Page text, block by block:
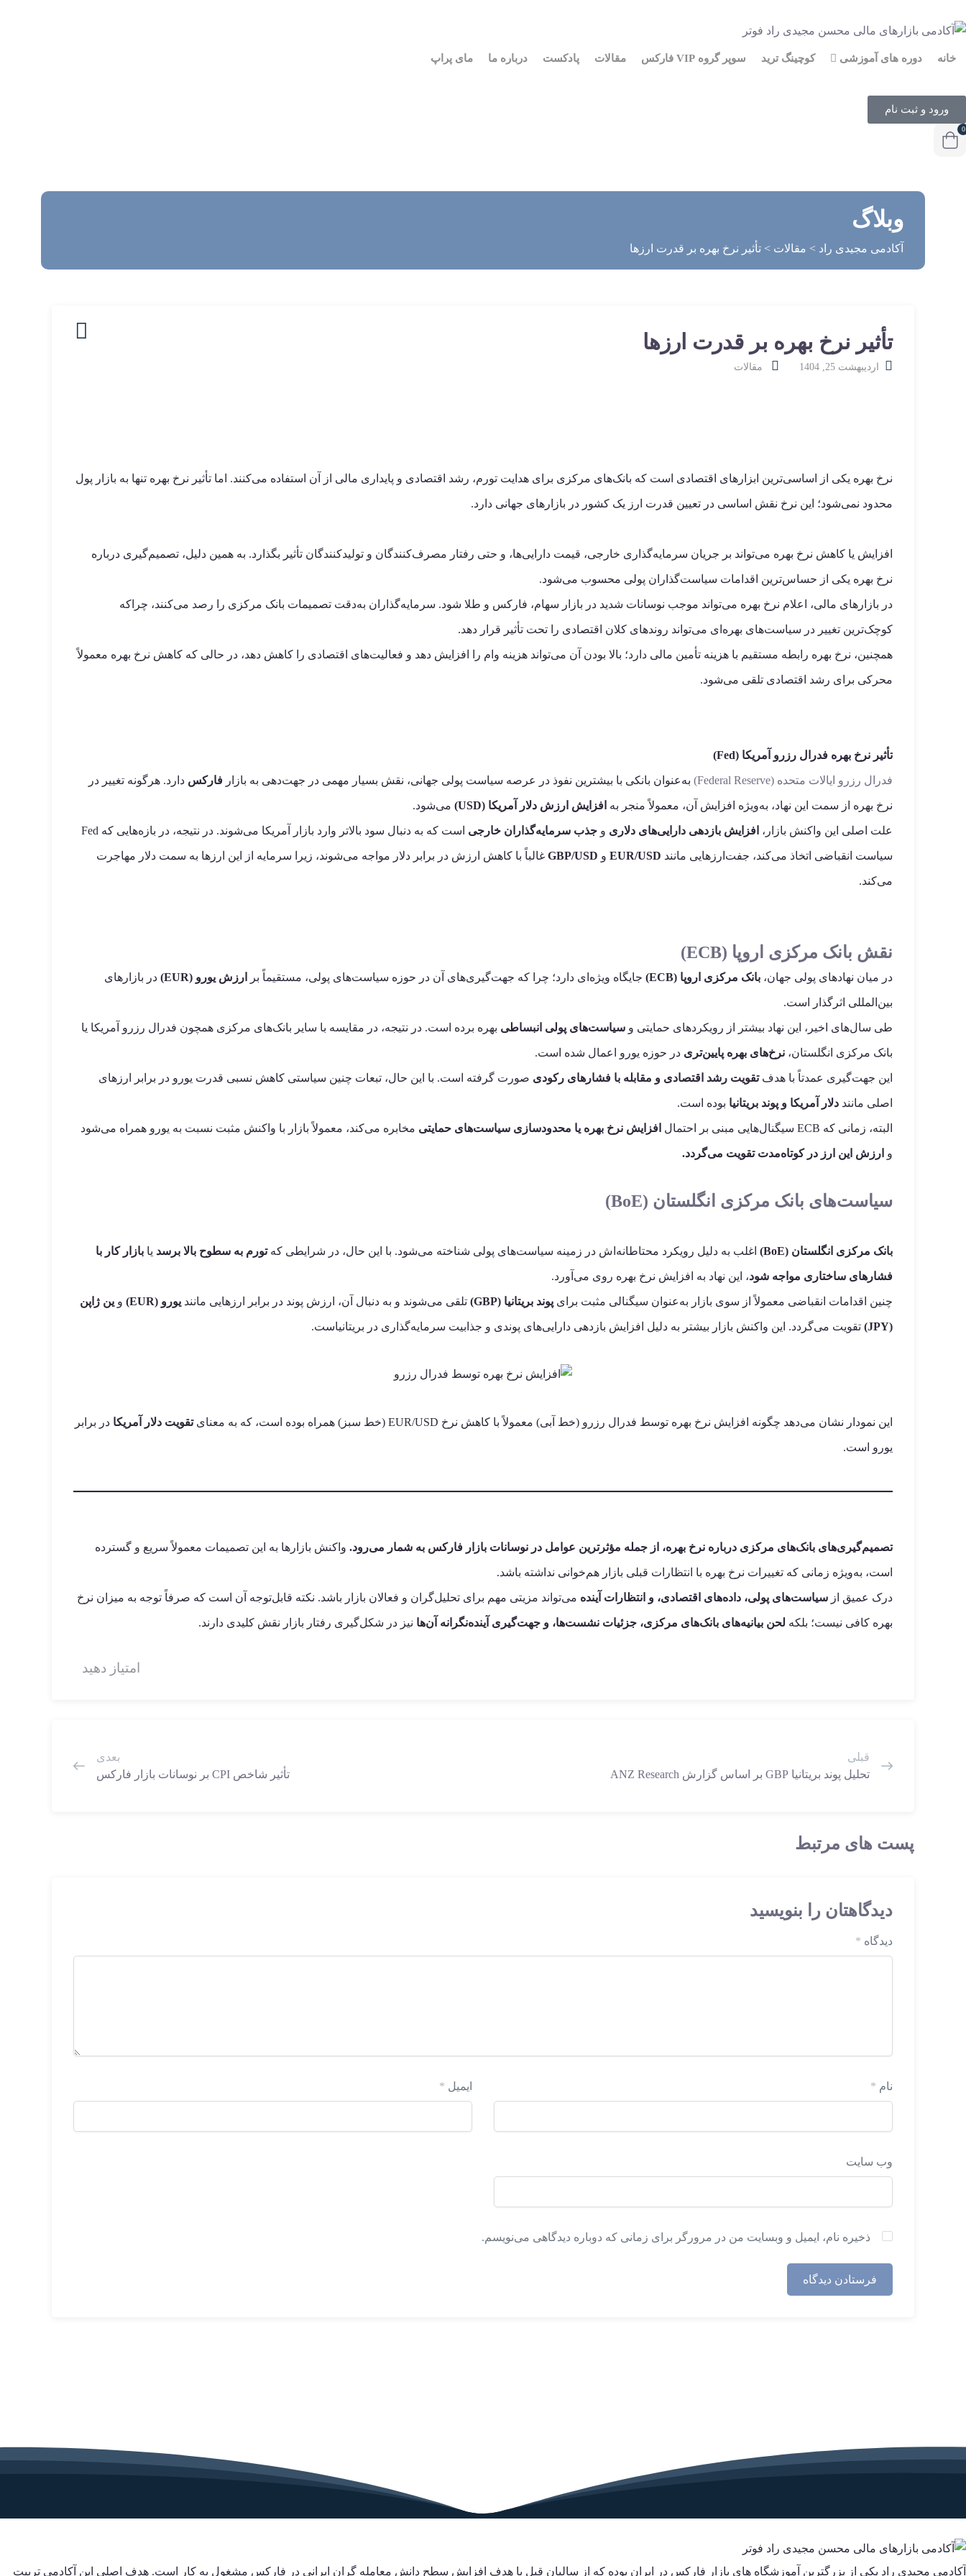
خانه دوره های آموزشی کوچینگ ترید سوپر گروه VIP فارکس مقالات پادکست درباره ما مای پراپ
ورود و ثبت نام
0
وبلاگ
آکادمی مجیدی راد > مقالات > تأثیر نرخ بهره بر قدرت ارزها
تأثیر نرخ بهره بر قدرت ارزها
اردیبهشت 25, 1404 مقالات
نرخ بهره یکی از اساسی‌ترین ابزارهای اقتصادی است که بانک‌های مرکزی برای هدایت تورم، رشد اقتصادی و پایداری مالی از آن استفاده می‌کنند. اما تأثیر نرخ بهره تنها به بازار پول
محدود نمی‌شود؛ این نرخ نقش اساسی در تعیین قدرت ارز یک کشور در بازارهای جهانی دارد.
افزایش یا کاهش نرخ بهره می‌تواند بر جریان سرمایه‌گذاری خارجی، قیمت دارایی‌ها، و حتی رفتار مصرف‌کنندگان و تولیدکنندگان تأثیر بگذارد. به همین دلیل، تصمیم‌گیری درباره
نرخ بهره یکی از حساس‌ترین اقدامات سیاست‌گذاران پولی محسوب می‌شود.
در بازارهای مالی، اعلام نرخ بهره می‌تواند موجب نوسانات شدید در بازار سهام، فارکس و طلا شود. سرمایه‌گذاران به‌دقت تصمیمات بانک مرکزی را رصد می‌کنند، چراکه
کوچک‌ترین تغییر در سیاست‌های بهره‌ای می‌تواند روندهای کلان اقتصادی را تحت تأثیر قرار دهد.
همچنین، نرخ بهره رابطه مستقیم با هزینه تأمین مالی دارد؛ بالا بودن آن می‌تواند هزینه وام را افزایش دهد و فعالیت‌های اقتصادی را کاهش دهد، در حالی‌ که کاهش نرخ بهره معمولاً
محرکی برای رشد اقتصادی تلقی می‌شود.
تأثیر نرخ بهره فدرال رزرو آمریکا (Fed)
فدرال رزرو ایالات متحده (Federal Reserve) به‌عنوان بانکی با بیشترین نفوذ در عرصه سیاست پولی جهانی، نقش بسیار مهمی در جهت‌دهی به بازار فارکس دارد. هرگونه تغییر در
نرخ بهره از سمت این نهاد، به‌ویژه افزایش آن، معمولاً منجر به افزایش ارزش دلار آمریکا (USD) می‌شود.
علت اصلی این واکنش بازار، افزایش بازدهی دارایی‌های دلاری و جذب سرمایه‌گذاران خارجی است که به دنبال سود بالاتر وارد بازار آمریکا می‌شوند. در نتیجه، در بازه‌هایی که Fed
سیاست انقباضی اتخاذ می‌کند، جفت‌ارزهایی مانند EUR/USD و GBP/USD غالباً با کاهش ارزش در برابر دلار مواجه می‌شوند، زیرا سرمایه از این ارزها به سمت دلار مهاجرت
می‌کند.
نقش بانک مرکزی اروپا (ECB)
در میان نهادهای پولی جهان، بانک مرکزی اروپا (ECB) جایگاه ویژه‌ای دارد؛ چرا که جهت‌گیری‌های آن در حوزه سیاست‌های پولی، مستقیماً بر ارزش یورو (EUR) در بازارهای
بین‌المللی اثرگذار است.
طی سال‌های اخیر، این نهاد بیشتر از رویکردهای حمایتی و سیاست‌های پولی انبساطی بهره برده است. در نتیجه، در مقایسه با سایر بانک‌های مرکزی همچون فدرال رزرو آمریکا یا
بانک مرکزی انگلستان، نرخ‌های بهره پایین‌تری در حوزه یورو اعمال شده است.
این جهت‌گیری عمدتاً با هدفتقویت رشد اقتصادی و مقابله با فشارهای رکودی صورت گرفته است. با این حال، تبعات چنین سیاستی کاهش نسبی قدرت یورو در برابر ارزهای
اصلی مانند دلار آمریکا و پوند بریتانیا بوده است.
البته، زمانی که ECB سیگنال‌هایی مبنی بر احتمال افزایش نرخ بهره یا محدودسازی سیاست‌های حمایتی مخابره می‌کند، معمولاً بازار با واکنش مثبت نسبت به یورو همراه می‌شود
و ارزش این ارز در کوتاه‌مدت تقویت می‌گردد.
سیاست‌های بانک مرکزی انگلستان (BoE)
بانک مرکزی انگلستان (BoE) اغلب به دلیل رویکرد محتاطانه‌اش در زمینه سیاست‌های پولی شناخته می‌شود. با این حال، در شرایطی کهتورم به سطوح بالا برسد یا بازار کار با
فشارهای ساختاری مواجه شود، این نهاد به افزایش نرخ بهره روی می‌آورد.
چنین اقدامات انقباضی معمولاً از سوی بازار به‌عنوان سیگنالی مثبت برای پوند بریتانیا (GBP) تلقی می‌شوند و به دنبال آن، ارزش پوند در برابر ارزهایی مانند یورو (EUR) و ین ژاپن
(JPY) تقویت می‌گردد. این واکنش بازار بیشتر به دلیل افزایش بازدهی دارایی‌های پوندی و جذابیت سرمایه‌گذاری در بریتانیاست.
این نمودار نشان می‌دهد چگونه افزایش نرخ بهره توسط فدرال رزرو (خط آبی) معمولاً با کاهش نرخ EUR/USD (خط سبز) همراه بوده است، که به معنای تقویت دلار آمریکا در برابر
یورو است.
تصمیم‌گیری‌های بانک‌های مرکزی درباره نرخ بهره، از جمله مؤثرترین عوامل در نوسانات بازار فارکس به شمار می‌رود. واکنش بازارها به این تصمیمات معمولاً سریع و گسترده
است، به‌ویژه زمانی که تغییرات نرخ بهره با انتظارات قبلی بازار هم‌خوانی نداشته باشد.
درک عمیق از سیاست‌های پولی، داده‌های اقتصادی، و انتظارات آینده می‌تواند مزیتی مهم برای تحلیل‌گران و فعالان بازار باشد. نکته قابل‌توجه آن است که صرفاً توجه به میزان نرخ
بهره کافی نیست؛ بلکه لحن بیانیه‌های بانک‌های مرکزی، جزئیات نشست‌ها، و جهت‌گیری آینده‌نگرانه آن‌ها نیز در شکل‌گیری رفتار بازار نقش کلیدی دارند.
امتیاز دهید
قبلی
تحلیل پوند بریتانیا GBP بر اساس گزارش ANZ Research
بعدی
تأثیر شاخص CPI بر نوسانات بازار فارکس
پست های مرتبط
دیدگاهتان را بنویسید
دیدگاه *
نام * ایمیل *
وب‌ سایت
ذخیره نام، ایمیل و وبسایت من در مرورگر برای زمانی که دوباره دیدگاهی می‌نویسم.
آکادمی مجیدی راد یکی از بزرگترین آموزشگاه های بازار فارکس در ایران بوده که از سالیان قبل با هدف افزایش سطح دانش معامله گران ایرانی در فارکس مشغول به کار است. هدف اصلی این آکادمی تربیت